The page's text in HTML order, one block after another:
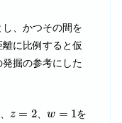
、かつその間を
に比例すると仮
掘の参考にした
、 z = 2
z 、 w = 1
w=
を